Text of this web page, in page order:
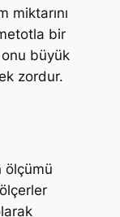
miktarını
bir
onu büyük
zordur.
ölçümü